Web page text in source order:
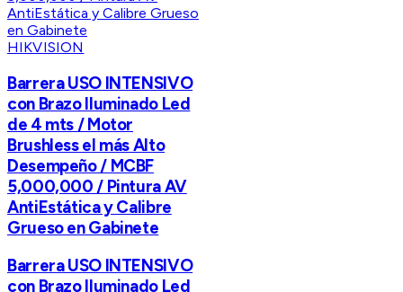
HIKVISION
Barrera USO INTENSIVO
con Brazo Iluminado Led
de 4 mts / Motor
Brushless el más Alto
Desempeño / MCBF
5,000,000 / Pintura AV
AntiEstática y Calibre
Grueso en Gabinete
Barrera USO INTENSIVO
con Brazo Iluminado Led